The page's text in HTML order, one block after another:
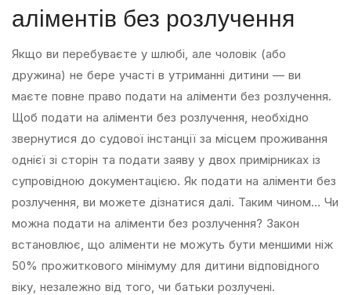
аліментів без розлучення
Якщо ви перебуваєте у шлюбі, але чоловік (або
дружина) не бере участі в утриманні дитини — ви
маєте повне право подати на аліменти без розлучення.
Щоб подати на аліменти без розлучення, необхідно
звернутися до судової інстанції за місцем проживання
однієї зі сторін та подати заяву у двох примірниках із
супровідною документацією. Як подати на аліменти без
розлучення, ви можете дізнатися далі. Таким чином… Чи
можна подати на аліменти без розлучення? Закон
встановлює, що аліменти не можуть бути меншими ніж
50% прожиткового мінімуму для дитини відповідного
віку, незалежно від того, чи батьки розлучені.